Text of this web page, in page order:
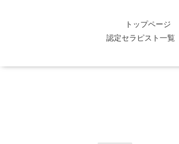
トップページ
認定セラピスト一覧